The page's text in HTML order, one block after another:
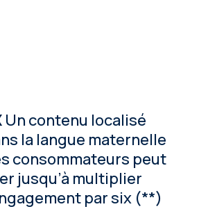
Un contenu localisé
la langue maternelle
consommateurs peut
jusqu’à multiplier
par six (**)